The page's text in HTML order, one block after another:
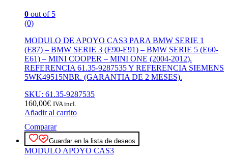
0 out of 5
(0)
MODULO DE APOYO CAS3 PARA BMW SERIE 1
(E87) – BMW SERIE 3 (E90-E91) – BMW SERIE 5 (E60-
E61) – MINI COOPER – MINI ONE (2004-2012).
REFERENCIA 61.35-9287535 Y REFERENCIA SIEMENS
5WK49515NBR. (GARANTIA DE 2 MESES).
SKU: 61.35-9287535
160,00€ IVA incl.
Añadir al carrito
Comparar
Guardar en la lista de deseos
MODULO APOYO CAS3